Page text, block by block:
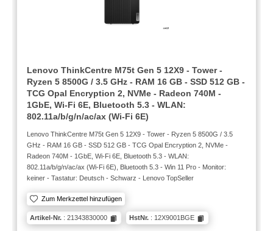
Lenovo ThinkCentre M75t Gen 5 12X9 - Tower -
Ryzen 5 8500G / 3.5 GHz - RAM 16 GB - SSD 512 GB -
TCG Opal Encryption 2, NVMe - Radeon 740M -
1GbE, Wi-Fi 6E, Bluetooth 5.3 - WLAN:
802.11a/b/g/n/ac/ax (Wi-Fi 6E)
Lenovo ThinkCentre M75t Gen 5 12X9 - Tower - Ryzen 5 8500G / 3.5
GHz - RAM 16 GB - SSD 512 GB - TCG Opal Encryption 2, NVMe -
Radeon 740M - 1GbE, Wi-Fi 6E, Bluetooth 5.3 - WLAN:
802.11a/b/g/n/ac/ax (Wi-Fi 6E), Bluetooth 5.3 - Win 11 Pro - Monitor:
keiner - Tastatur: Deutsch - Schwarz - Lenovo TopSeller
Zum Merkzettel hinzufügen
Artikel-Nr. : 21343830000 HstNr. : 12X9001BGE